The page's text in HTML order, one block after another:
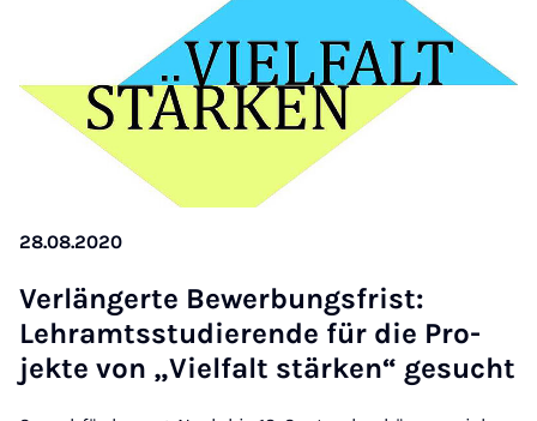
28.08.2020
Ver­längerte Be­w­er­bungs­frist:
Lehramtsstud­i­er­ende für die Pro­
jekte von „Viel­falt stärken“ ge­sucht